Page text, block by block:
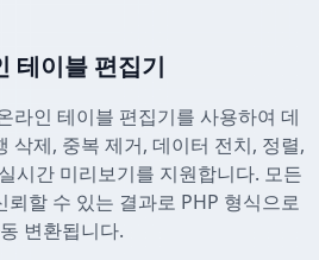
테이블 편집기
라인 테이블 편집기를 사용하여 데
삭제, 중복 제거, 데이터 전치, 정렬,
시간 미리보기를 지원합니다. 모든
뢰할 수 있는 결과로 PHP 형식으로
변환됩니다.